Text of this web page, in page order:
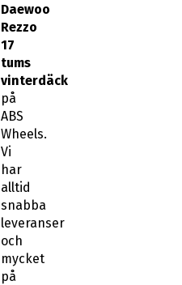
Daewoo
Rezzo
17
tums
vinterdäck
på
ABS
Wheels.
Vi
har
alltid
snabba
leveranser
och
mycket
på